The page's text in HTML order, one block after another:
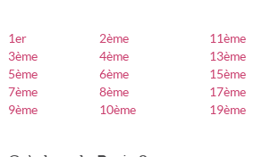
1er
2ème
3ème
4ème
5ème
6ème
7ème
8ème
9ème
10ème
11ème
13ème
15ème
17ème
19ème